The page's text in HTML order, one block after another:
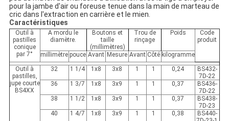
pour la jambe d'air ou foreuse tenue dans la main de marteau de
cric dans l'extraction en carrière et le mien.
Caractéristiques
Outil à
pastilles
conique
par 7°
A mordu le
diamètre.
Boutons et
taille
(millimètres)
Trou de
rinçage
Poids
Code
produit
millimètre pouce Avant Mesure Avant Côté kilogramme
Outil à
pastilles,
jupe courte
BS4XX
32 1 1/4 1x8 3x8 1 1 0,24
BS432-
7D-22
36
1 3/7 1x8 3x9 1 1 0,37
BS436-
7D-22
38
1 1/2 1x8 3x9 1 1 0,37
BS438-
7D-23
40
1 4/7 1x8 3x9 1 1 0,38
BS440-